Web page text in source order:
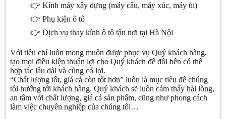
👉 Kính máy xây dựng (máy cẩu, máy xúc, máy ủi)
👉 Phụ kiện ô tô
👉 Dịch vụ thay kính ô tô tận nơi tại Hà Nội
Với tiêu chí luôn mong muốn được phục vụ Quý khách hàng,
tạo mọi điều kiện thuận lợi cho Quý khách để đôi bên có thể
hợp tác lâu dài và cùng có lợi.
“Chất lượng tốt, giá cả còn tốt hơn” luôn là mục tiêu để chúng
tôi hướng tới khách hàng. Quý khách sẽ luôn cảm thấy hài lòng,
an tâm với chất lượng, giá cả sản phẩm, cũng như phong cách
làm việc chuyên nghiệp của chúng tôi…